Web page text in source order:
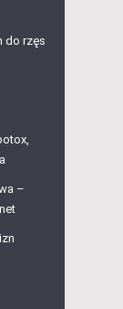
do rzęs
–